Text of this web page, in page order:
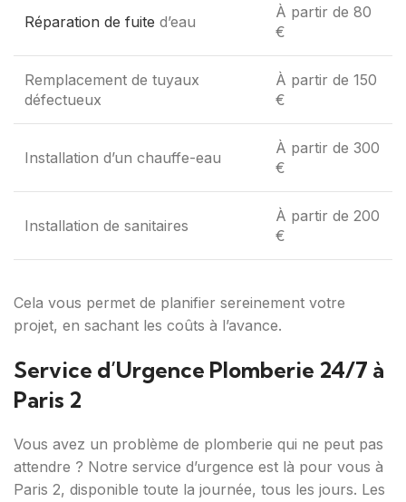
Réparation de fuite d’eau
À partir de 80
€
Remplacement de tuyaux
défectueux
À partir de 150
€
Installation d’un chauffe-eau
À partir de 300
€
Installation de sanitaires
À partir de 200
€
Cela vous permet de planifier sereinement votre
projet, en sachant les coûts à l’avance.
Service d’Urgence Plomberie 24/7 à
Paris 2
Vous avez un problème de plomberie qui ne peut pas
attendre ? Notre service d’urgence est là pour vous à
Paris 2, disponible toute la journée, tous les jours. Les